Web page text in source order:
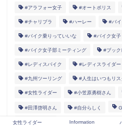
#アラフォー女子 #オートポリス
#チャリブラ #ハーレー #バイ
#バイク乗りっていいな #バイク女子
#バイク女子部ミーティング #ブック
#レディスバイク #レディスライダー
#九州ツーリング #人生はいつもリス
#女性ライダー #小笠原勇樹さん
#田澤啓明さん #自分らしく
Team Japan グルメ トミン
女性ライダー Information